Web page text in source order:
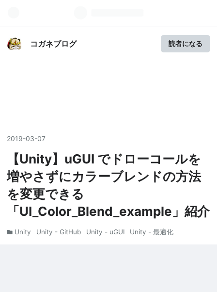
コガネブログ 読者になる
2019-03-07
【Unity】uGUI でドローコールを
増やさずにカラーブレンドの方法
を変更できる
「UI_Color_Blend_example」紹介
Unity Unity - GitHub Unity - uGUI Unity - 最適化